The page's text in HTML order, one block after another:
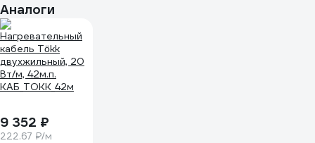
Аналоги
9 352 ₽
222.67 ₽/м